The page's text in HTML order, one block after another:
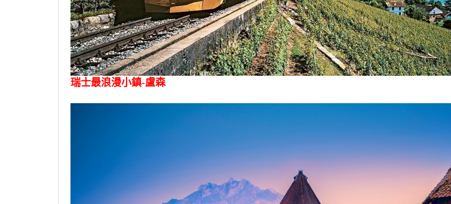
瑞士最浪漫小鎮-盧森